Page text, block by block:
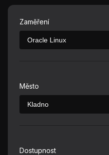
Zaměření
Město
Dostupnost